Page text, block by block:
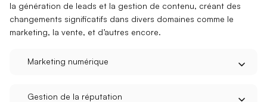
la génération de leads et la gestion de contenu, créant des
changements significatifs dans divers domaines comme le
marketing, la vente, et d’autres encore.
Marketing numérique
Gestion de la réputation